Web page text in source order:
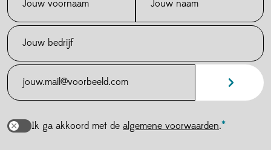
Ik ga akkoord met de algemene voorwaarden.